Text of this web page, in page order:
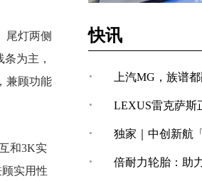
尾灯两侧
为主，
兼顾功能
和3K实
实用性
快讯
· 上汽MG，族谱
· LEXUS雷克萨斯正式推出
· 独家｜中创新航「电池鼓
· 倍耐力轮胎：助力保时捷